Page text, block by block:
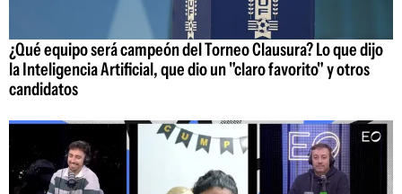
¿Qué equipo será campeón del Torneo Clausura? Lo que dijo
la Inteligencia Artificial, que dio un "claro favorito" y otros
candidatos